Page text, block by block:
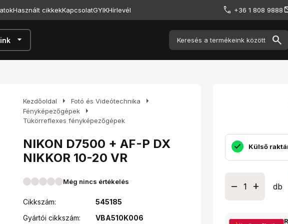
Használt cikkekKapcsolatGYIKHírlevél +36 1 808 9888
arrow_drop_down
Kezdőoldal arrow_right Fotó és Videótechnika arrow_right
Fényképezőgépek arrow_right
Tükörreflexes fényképezőgépek
NIKON D7500 + AF-P DX
NIKKOR 10-20 VR
Még nincs értékelés
Cikkszám:
545185
Gyártói cikkszám:
VBA510K006
Külső
db